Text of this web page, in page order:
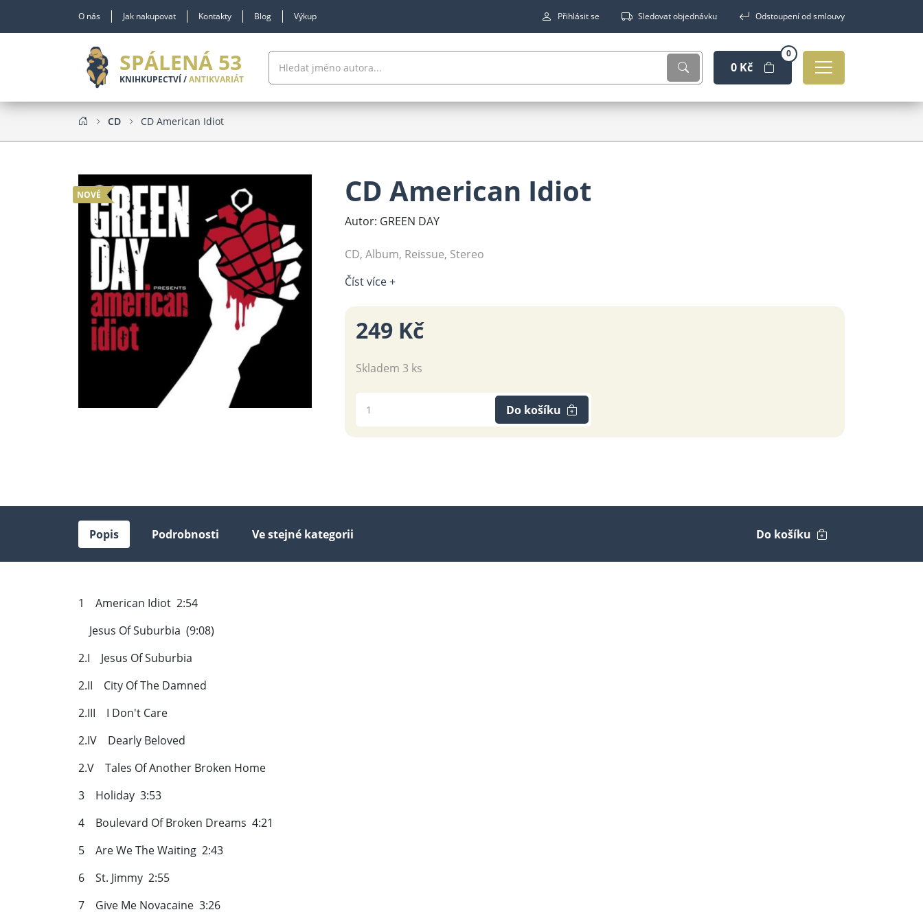
O nás Jak nakupovat Kontakty Blog Výkup Přihlásit se Sledovat objednávku Odstoupení od smlouvy
SPÁLENÁ 53
KNIHKUPECTVÍ /ANTIKVARIÁT
0 Kč
0
CD CD American Idiot
NOVÉ CD American Idiot
Autor: GREEN DAY
CD, Album, Reissue, Stereo
Číst více +
249 Kč
Skladem 3 ks
Do košíku
Popis Podrobnosti Ve stejné kategorii Do košíku
1 American Idiot 2:54
Jesus Of Suburbia (9:08)
2.I Jesus Of Suburbia
2.II City Of The Damned
2.III I Don't Care
2.IV Dearly Beloved
2.V Tales Of Another Broken Home
3 Holiday 3:53
4 Boulevard Of Broken Dreams 4:21
5 Are We The Waiting 2:43
6 St. Jimmy 2:55
7 Give Me Novacaine 3:26